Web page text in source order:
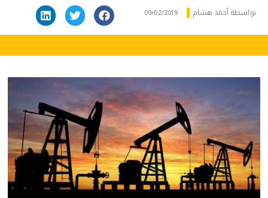
بواسطةأحمد هشام 09/02/2019